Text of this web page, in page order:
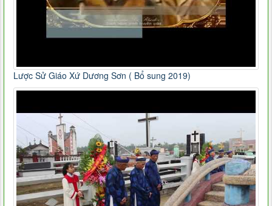
Lược Sử Giáo Xứ Dương Sơn ( Bổ sung 2019)